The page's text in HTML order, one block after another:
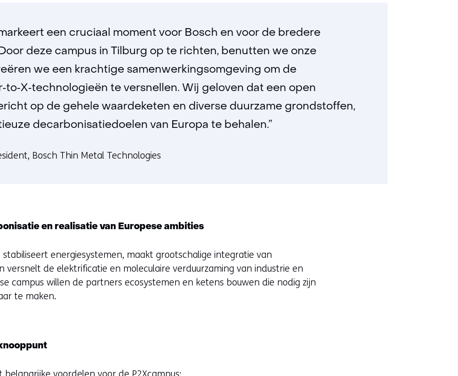
een cruciaal moment voor Bosch en voor de bredere
deze campus in Tilburg op te richten, benutten we onze
we een krachtige samenwerkingsomgeving om de
te versnellen. Wij geloven dat een open
op de gehele waardeketen en diverse duurzame grondstoffen,
decarbonisatiedoelen van Europa te behalen.”
Bosch Thin Metal Technologies
en realisatie van Europese ambities
stabiliseert energiesystemen, maakt grootschalige integratie van
versnelt de elektrificatie en moleculaire verduurzaming van industrie en
campus willen de partners ecosystemen en ketens bouwen die nodig zijn
te maken.